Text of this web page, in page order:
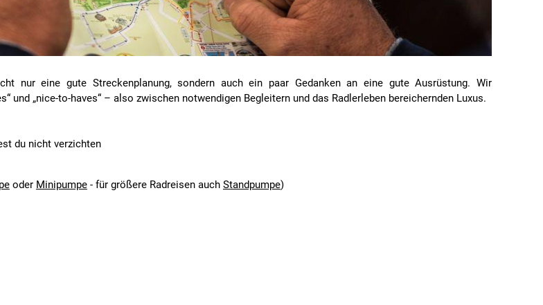
nur eine gute Streckenplanung, sondern auch ein paar Gedanken an eine gute Ausrüstung. Wir
und „nice-to-haves“ – also zwischen notwendigen Begleitern und das Radlerleben bereichernden Luxus.
du nicht verzichten
oder Minipumpe- für größere Radreisen auch Standpumpe)